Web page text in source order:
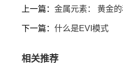
上一篇： 金属元素： 黄金
下一篇： 什么是EVI模式
相关推荐